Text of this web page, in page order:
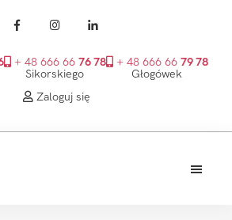
+ 48 666 66 76 78
Sikorskiego
+ 48 666 66 79 78
Głogówek
Zaloguj się